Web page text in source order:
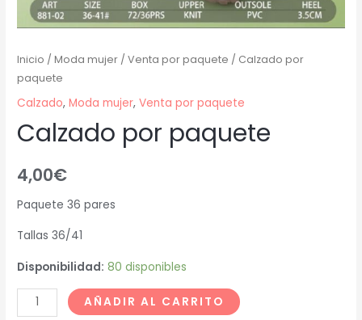
Inicio /Moda mujer /Venta por paquete / Calzado por
paquete
Calzado,Moda mujer,Venta por paquete
Calzado por paquete
4,00€
Paquete 36 pares
Tallas 36/41
Disponibilidad: 80 disponibles
AÑADIR AL CARRITO